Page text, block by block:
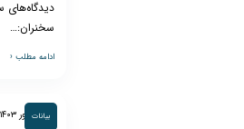
دیدگاه‌های
سخنران:…
ادامه مطلب ‹
بیانات۵ شهریور ۱۴۰۳